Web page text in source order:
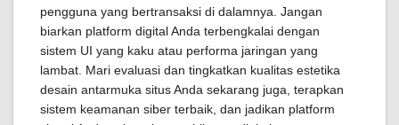
pengguna yang bertransaksi di dalamnya. Jangan
biarkan platform digital Anda terbengkalai dengan
sistem UI yang kaku atau performa jaringan yang
lambat. Mari evaluasi dan tingkatkan kualitas estetika
desain antarmuka situs Anda sekarang juga, terapkan
sistem keamanan siber terbaik, dan jadikan platform